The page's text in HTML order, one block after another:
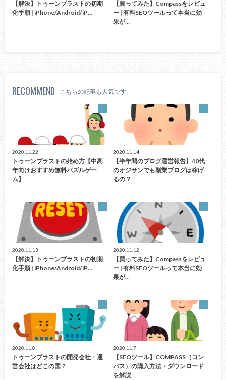
【解決】トゥーンブラストの初期
化手順 | iPhone/Android/iP…
【買ってみた】Compassをレビュ
ー | 有料SEOツールって本当に効
果が…
RECOMMEND こちらの記事も人気です。
IT
2020.11.22
トゥーンブラストの始め方【中高
年向けおすすめ無料パズルゲー
ム】
IT
2020.11.14
【半年間のブログ運営報告】40代
のオジサンでも副業ブログは稼げ
るの？
IT
2020.11.13
【解決】トゥーンブラストの初期
化手順 | iPhone/Android/iP…
IT
2020.11.12
【買ってみた】Compassをレビュ
ー | 有料SEOツールって本当に効
果が…
IT
2020.11.8
トゥーンブラストの開発会社・運
営会社はどこの国？
IT
2020.11.7
【SEOツール】COMPASS（コン
パス）の購入方法・ダウンロード
を解説